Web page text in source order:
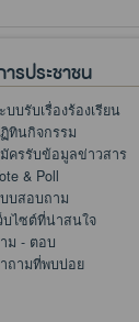
รประชาชน
บบรับเรื่องร้องเรียน
ทินกิจกรรม
ครรับข้อมูลข่าวสาร
& Poll
บสอบถาม
บไซต์ที่น่าสนใจ
ม - ตอบ
ถามที่พบบ่อย